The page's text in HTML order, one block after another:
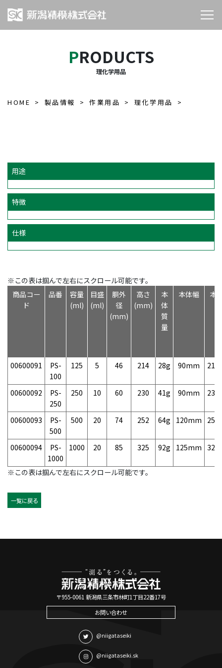
PRODUCTS
理化学用品
HOME 製品情報 作業用品 理化学用品
用途
特徴
仕様
※この表は掴んで左右にスクロール可能です。
商品コー
ド
品番
容量
(ml)
目盛
(ml)
胴外
径
(mm)
高さ
(mm)
本
体
質
量
本体幅
本
00600091
PS-
100
125 5 46 214 28g 90mm
00600092
PS-
250
250 10 60 230 41g 90mm
00600093
PS-
500
500 20 74 252 64g 120mm
00600094
PS-
1000
1000 20 85 325 92g 125mm
※この表は掴んで左右にスクロール可能です。
一覧に戻る
〒955-0061 新潟県三条市林町1丁目22番17号
お問い合わせ
@niigataseiki
@niigataseiki.sk